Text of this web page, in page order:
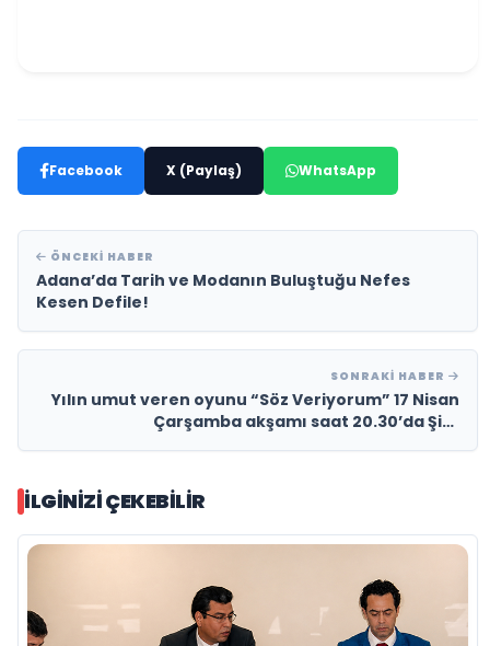
Facebook X (Paylaş) WhatsApp
ÖNCEKI HABER
Adana’da Tarih ve Modanın Buluştuğu Nefes
Kesen Defile!
SONRAKI HABER
Yılın umut veren oyunu “Söz Veriyorum” 17 Nisan
Çarşamba akşamı saat 20.30’da Şişli
İLGINIZI ÇEKEBILIR